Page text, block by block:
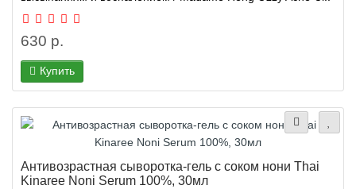
630 р.
Купить
Антивозрастная сыворотка-гель с соком нони Thai
Kinaree Noni Serum 100%, 30мл